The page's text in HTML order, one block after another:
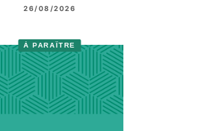
26/08/2026
À PARAÎTRE